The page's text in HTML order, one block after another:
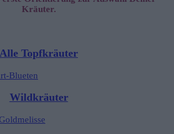
Kräuter.
Alle Topfkräuter
Wildkräuter